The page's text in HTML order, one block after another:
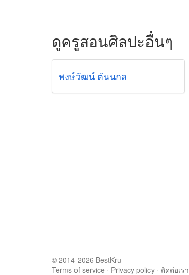
ดูครูสอนศิลปะอื่นๆ
พงษ์วัฒน์ ตันนุกูล
© 2014-2026 BestKru
Terms of service · Privacy policy · ติดต่อเรา